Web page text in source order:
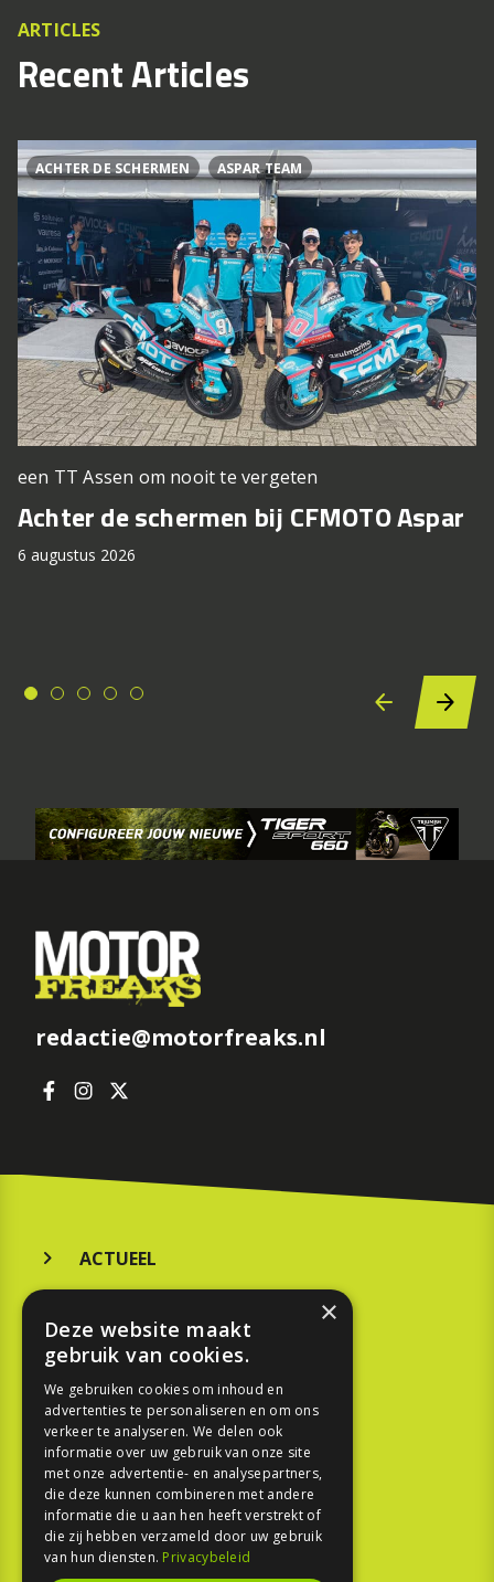
ARTICLES
Recent Articles
ACHTER DE SCHERMEN ASPAR TEAM
een TT Assen om nooit te vergeten
Achter de schermen bij CFMOTO Aspar
6 augustus 2026
redactie@motorfreaks.nl
ACTUEEL
KOOPGIDS
TESTEN
SPORT
REPORTAGE
TOUREN
×
Deze website maakt
gebruik van cookies.
We gebruiken cookies om inhoud en
advertenties te personaliseren en om ons
verkeer te analyseren. We delen ook
informatie over uw gebruik van onze site
met onze advertentie- en analysepartners,
die deze kunnen combineren met andere
informatie die u aan hen heeft verstrekt of
die zij hebben verzameld door uw gebruik
van hun diensten. Privacybeleid